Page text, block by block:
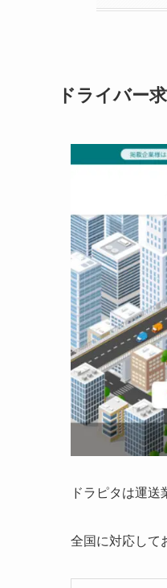
ドライバー
ドラピタは運送
全国に対応して